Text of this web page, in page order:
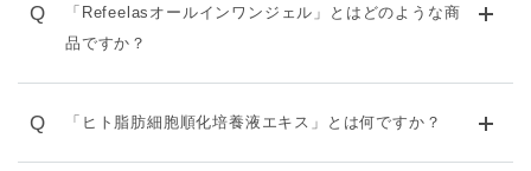
Q
「Refeelasオールインワンジェル」とはどのような商
品ですか？
Q 「ヒト脂肪細胞順化培養液エキス」とは何ですか？